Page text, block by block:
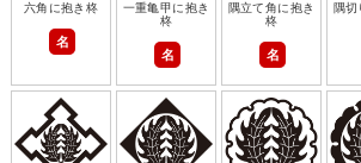
六角に抱き柊
名
一重亀甲に抱き
柊
名
隅立て角に抱き
柊
名
隅切